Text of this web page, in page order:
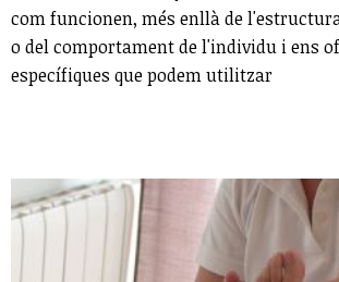
com funcionen, més enllà de
o del comportament de l'individu i ens
específiques que podem utilitzar